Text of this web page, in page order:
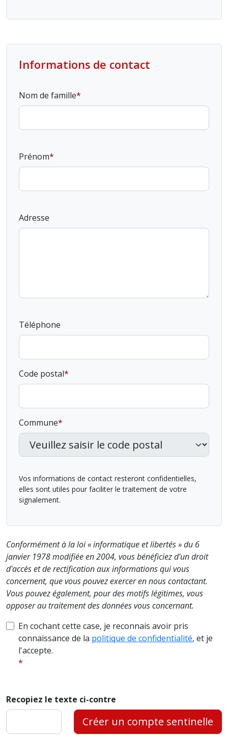
Informations de contact
Nom de famille
Prénom
Adresse
Téléphone
Code postal
Commune
Vos informations de contact resteront confidentielles,
elles sont utiles pour faciliter le traitement de votre
signalement.
Conformément à la loi « informatique et libertés » du 6
janvier 1978 modifiée en 2004, vous bénéficiez d'un droit
d'accès et de rectification aux informations qui vous
concernent, que vous pouvez exercer en nous contactant.
Vous pouvez également, pour des motifs légitimes, vous
opposer au traitement des données vous concernant.
En cochant cette case, je reconnais avoir pris
connaissance de la politique de confidentialité, et je
l'accepte.
Recopiez le texte ci-contre
Créer un compte sentinelle